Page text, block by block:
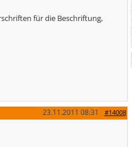
für die Beschriftung,
#14008
23.11.2011 08:31